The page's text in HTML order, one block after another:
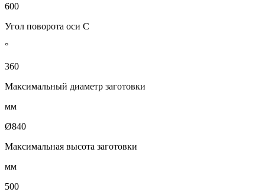
600
Угол поворота оси С
°
360
Максимальный диаметр заготовки
мм
Ø840
Максимальная высота заготовки
мм
500